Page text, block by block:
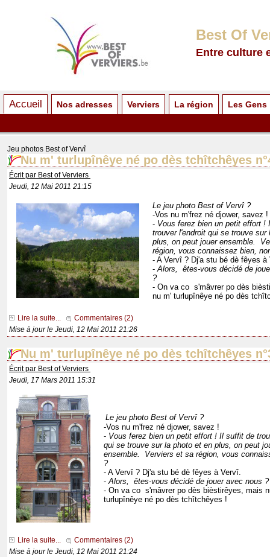
Best Of
Entre culture
Accueil Nos adresses Verviers La région Les Gens
Jeu photos Best of Vervî
Nu m' turlupînêye né po dès tchîtchêyes
Écrit par Best of Verviers
Jeudi, 12 Mai 2011 21:15
Le jeu photo Best of Vervî ?
-Vos nu m'frez né djower, savez
- Vous ferez bien un petit effort !
trouver l'endroit qui se trouve sur
plus, on peut jouer ensemble.
région, vous connaissez bien,
- A Vervî ? Dj'a stu bé dè fêyes à
-Alors, êtes-vous décidé de
?
- On va co s'mâvrer po dès
nu m' turlupînêye né po dès
Lire la suite...
Commentaires (2)
Mise à jour le Jeudi, 12 Mai 2011 21:26
Nu m' turlupînêye né po dès tchîtchêyes
Écrit par Best of Verviers
Jeudi, 17 Mars 2011 15:31
Le jeu photo Best of Vervî ?
-Vos nu m'frez né djower, savez !
- Vous ferez bien un petit effort ! Il suffit de
qui se trouve sur la photo et en plus, on peut
ensemble. Verviers et sa région, vous
?
- A Vervî ? Dj'a stu bé dè fêyes à Vervî.
-Alors, êtes-vous décidé de jouer avec nous ?
- On va co s'mâvrer po dès bièstirêyes, mais
turlupînêye né po dès tchîtchêyes !
Lire la suite...
Commentaires (2)
Mise à jour le Jeudi, 12 Mai 2011 21:24